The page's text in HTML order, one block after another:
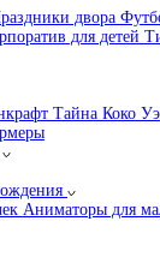
двора
для детей
Тайна Коко
Аниматоры для